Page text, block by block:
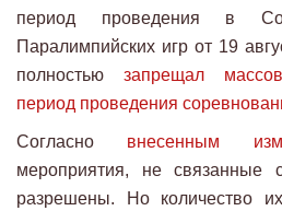
период проведения в
Паралимпийских игр от 19
полностью запрещал
период проведения
Согласно внесенным
мероприятия, не связанные
разрешены. Но количество